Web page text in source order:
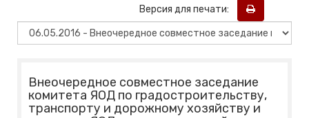
Версия для печати:
Внеочередное совместное заседание
комитета ЯОД по градостроительству,
транспорту и дорожному хозяйству и